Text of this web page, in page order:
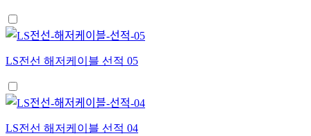
LS전선 해저케이블 선적 05
LS전선 해저케이블 선적 04